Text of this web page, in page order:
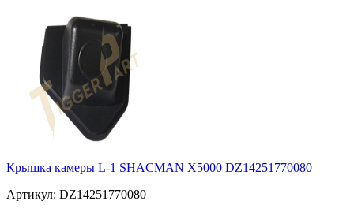
Крышка камеры L-1 SHACMAN X5000 DZ14251770080
Артикул: DZ14251770080